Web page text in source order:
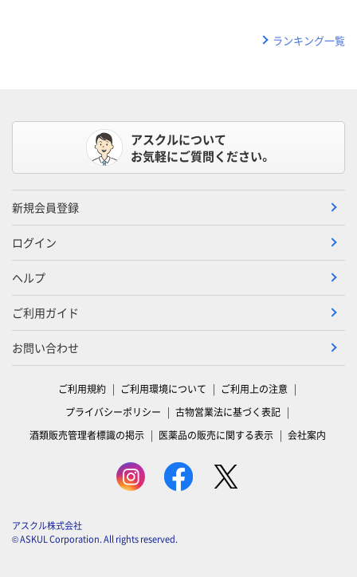
ランキング一覧
アスクルについて
お気軽にご質問ください。
新規会員登録
ログイン
ヘルプ
ご利用ガイド
お問い合わせ
ご利用規約 ご利用環境について
ご利用上の注意
プライバシーポリシー
古物営業法に基づく表記
酒類販売管理者標識の掲示
医薬品の販売に関する表示 会社案内
アスクル株式会社
© ASKUL Corporation. All rights reserved.